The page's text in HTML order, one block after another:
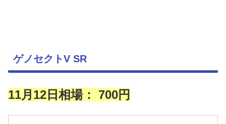
ゲノセクトV SR
11月12日相場： 700円